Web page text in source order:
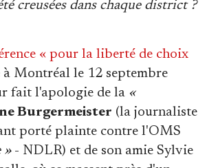
creusées dans chaque district ?
« pour la liberté de choix
à Montréal le 12 septembre
fait l'apologie de la «
Burgermeister (la journaliste
porté plainte contre l'OMS
»- NDLR) et de son amie Sylvie